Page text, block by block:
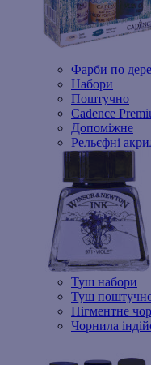
Фарби по
Набори
Поштучно
Cadence
Допоміжне
Рельєфні
Туш набори
Туш
Пігментне
Чорнила